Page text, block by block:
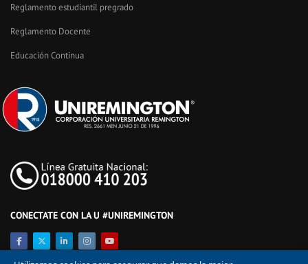
Reglamento estudiantil pregrado
Reglamento Docente
Educación Continua
CONECTATE CON LA U #UNIREMINGTON